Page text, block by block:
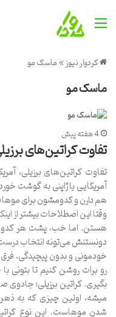
منو
کردوار نیوز»ماسک مو
ماسک مو
4 هفته پیش
تفاوت کراتین‌های
تفاوت کراتین‌های برزیلی،
آمریکایی یا ژاپنی به گوشت
هم دارن و کدومشون برای
وقتا این اصطلاحات بیشتر از
هستن. اما خب، پشت هر
دونستنش می‌تونه انتخاب درست
خودمونی و بدون پیچیدگی، فرق
رو برات روشن کنیم تا بتونی
بگیری. کراتین برزیلی؛ جادوی
میشه، اولین چیزی که به
شدن موهاست. این نوع